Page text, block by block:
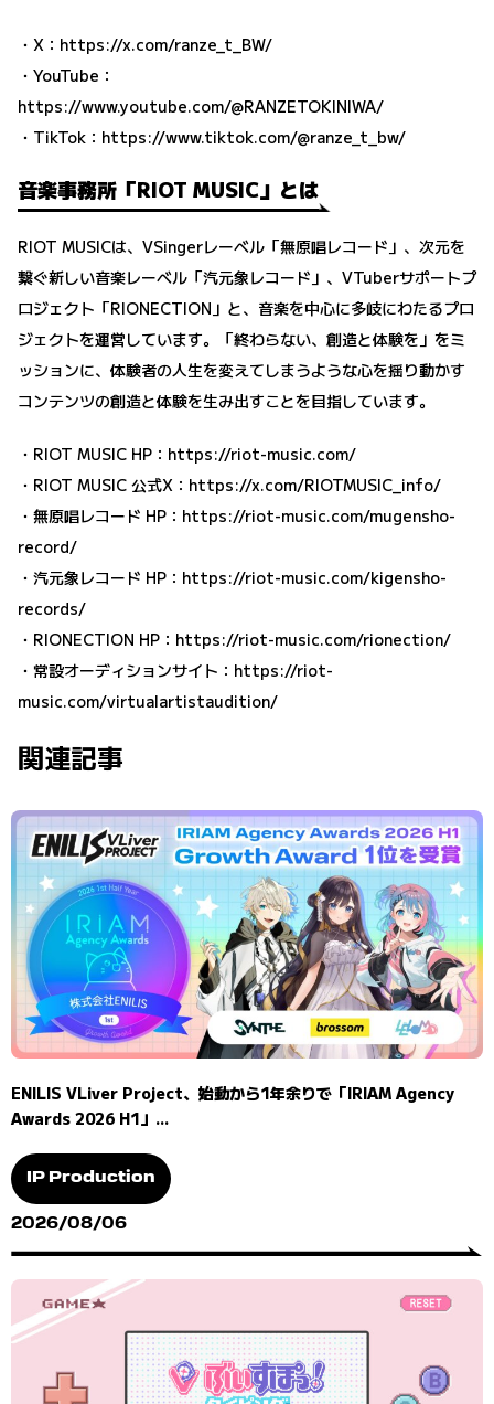
・X： https://x.com/ranze_t_BW/
・YouTube：
https://www.youtube.com/@RANZETOKINIWA/
・TikTok： https://www.tiktok.com/@ranze_t_bw/
音楽事務所「RIOT MUSIC」とは
RIOT MUSICは、VSingerレーベル「無原唱レコード」、次元を
繋ぐ新しい音楽レーベル「汽元象レコード」、VTuberサポートプ
ロジェクト「RIONECTION」と、音楽を中心に多岐にわたるプロ
ジェクトを運営しています。「終わらない、創造と体験を」をミ
ッションに、体験者の人生を変えてしまうような心を揺り動かす
コンテンツの創造と体験を生み出すことを目指しています。
・RIOT MUSIC HP： https://riot-music.com/
・RIOT MUSIC 公式X： https://x.com/RIOTMUSIC_info/
・無原唱レコード HP： https://riot-music.com/mugensho-
record/
・汽元象レコード HP： https://riot-music.com/kigensho-
records/
・RIONECTION HP： https://riot-music.com/rionection/
・常設オーディションサイト： https://riot-
music.com/virtualartistaudition/
関連記事
ENILIS VLiver Project、始動から1年余りで「IRIAM Agency
Awards 2026 H1」...
IP Production
2026/08/06